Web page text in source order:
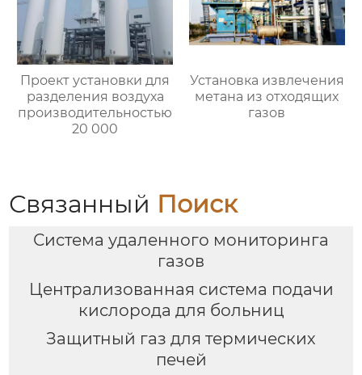
Проект установки для
разделения воздуха
производительностью
20 000
Установка извлечения
метана из отходящих
газов
Связанный Поиск
Система удаленного мониторинга
газов
Централизованная система подачи
кислорода для больниц
Защитный газ для термических
печей